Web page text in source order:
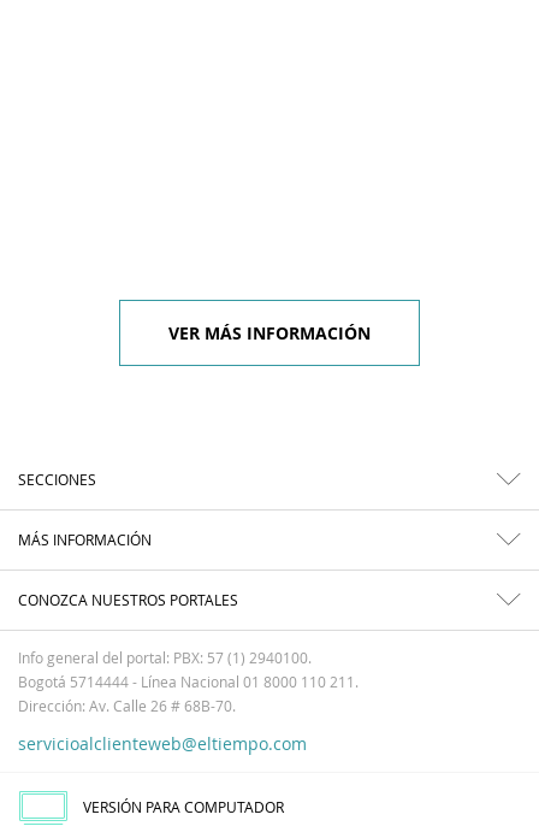
VER MÁS INFORMACIÓN
SECCIONES
MÁS INFORMACIÓN
CONOZCA NUESTROS PORTALES
Info general del portal: PBX: 57 (1) 2940100.
Bogotá 5714444 - Línea Nacional 01 8000 110 211.
Dirección: Av. Calle 26 # 68B-70.
servicioalclienteweb@eltiempo.com
VERSIÓN PARA COMPUTADOR